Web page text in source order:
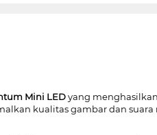
Mini LEDyang
kualitas gambar dan